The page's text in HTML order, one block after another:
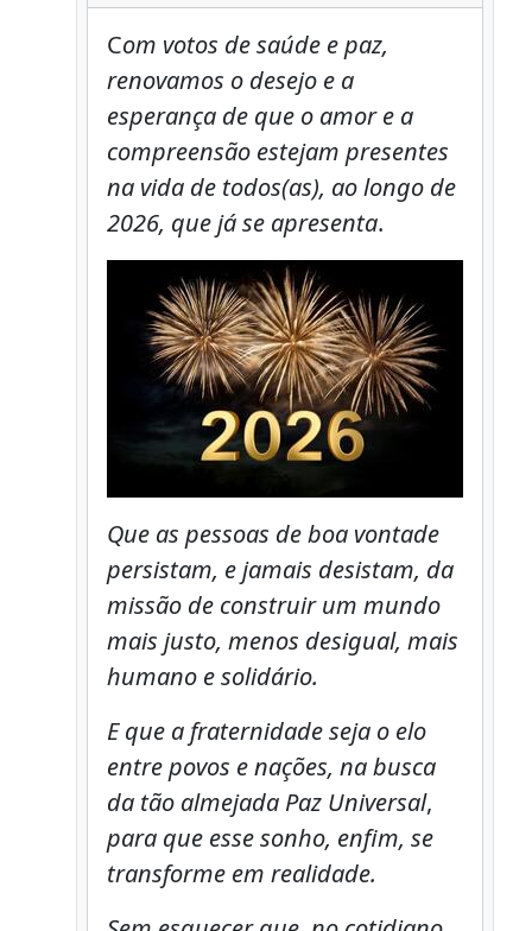
Com votos de saúde e paz,
renovamos o desejo e a
esperança de que o amor e a
compreensão estejam presentes
na vida de todos(as), ao longo de
2026, que já se apresenta.
Que as pessoas de boa vontade
persistam, e jamais desistam, da
missão de construir um mundo
mais justo, menos desigual, mais
humano e solidário.
E que a fraternidade seja o elo
entre povos e nações, na busca
da tão almejada Paz Universal,
para que esse sonho, enfim, se
transforme em realidade.